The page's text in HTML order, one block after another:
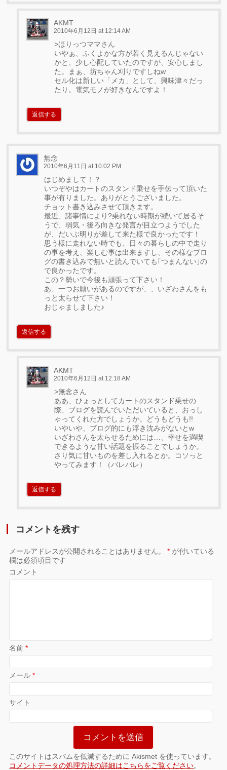
AKMT
2010年6月12日 at 12:14 AM
>ほりっつママさん
いやぁ、ふくよかな方が若く見えるんじゃない
かと、少し心配していたのですが、安心しまし
た。まぁ、坊ちゃん刈りですしねw
セル化は新しい「メカ」として、興味津々だっ
たり。電気モノが好きなんですよ！
返信する
無念
2010年6月11日 at 10:02 PM
はじめまして！？
いつぞやはカートのスタンド乗せを手伝って頂いた
事が有りました。ありがとうございました。
チョット書き込みさせて頂きます。
最近、諸事情により?乗れない時期が続いて居るそ
うで、弱気・後ろ向きな発言が目立つようでした
が、だいぶ明りが差して来た様で良かったです！
思う様に走れない時でも、日々の暮らしの中で走り
の事を考え、楽しむ事は出来ますし、その様なブロ
グの書き込みで無いと読んでいても｢つまんない｣の
で良かったです。
この？勢いで今後も頑張って下さい！
あ、一つお願いがあるのですが、、いざわさんをも
っと太らせて下さい！
おじゃましました♪
返信する
AKMT
2010年6月12日 at 12:18 AM
>無念さん
ああ、ひょっとしてカートのスタンド乗せの
際、ブログを読んでいただいていると、おっし
ゃってくれた方でしょうか。どうもどうも!!
いやいや、ブログ的にも浮き沈みがないとw
いざわさんを太らせるためには…、幸せを満喫
できるような甘い話題を振ることでしょうか。
さり気に甘いものを差し入れるとか。コソっと
やってみます！（バレバレ）
返信する
コメントを残す
メールアドレスが公開されることはありません。 * が付いている
欄は必須項目です
コメント
名前*
メール*
サイト
このサイトはスパムを低減するために Akismet を使っています。
コメントデータの処理方法の詳細はこちらをご覧ください。